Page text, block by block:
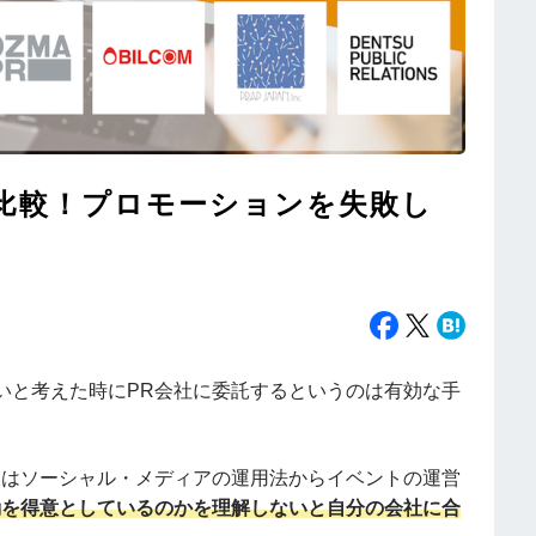
較！プロモーションを失敗し
考えた時にPR会社に委託するというのは有効な手
ソーシャル・メディアの運用法からイベントの運営
得意としているのかを理解しないと自分の会社に合